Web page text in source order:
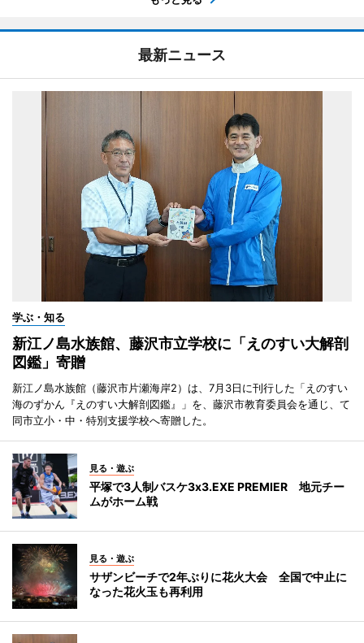
最新ニュース
学ぶ・知る
新江ノ島水族館、藤沢市立学校に「えのすい大解剖
図鑑」寄贈
新江ノ島水族館（藤沢市片瀬海岸2）は、7月3日に刊行した「えのすい
海のずかん『えのすい大解剖図鑑』」を、藤沢市教育委員会を通じ、て
同市立小・中・特別支援学校へ寄贈した。
見る・遊ぶ
平塚で3人制バスケ3x3.EXE PREMIER 地元チー
ムがホーム戦
見る・遊ぶ
サザンビーチで2年ぶりに花火大会 全国で中止に
なった花火玉も再利用